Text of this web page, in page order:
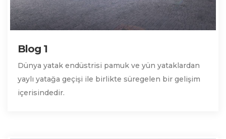
Blog 1
Dünya yatak endüstrisi pamuk ve yün yataklardan
yaylı yatağa geçişi ile birlikte süregelen bir gelişim
içerisindedir.